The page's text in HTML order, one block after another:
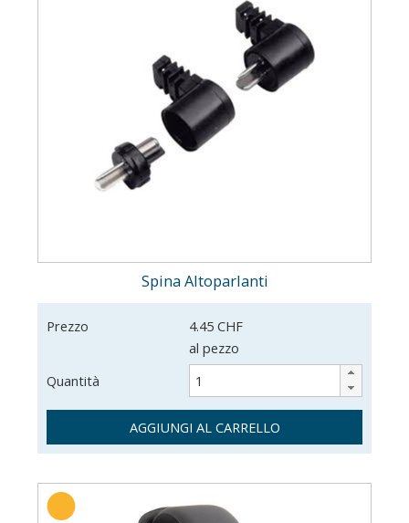
Spina Altoparlanti
Prezzo
4.45 CHF
al pezzo
Quantità
AGGIUNGI AL CARRELLO